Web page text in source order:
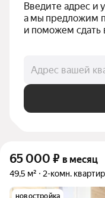
Введите адрес и
а мы предложим
и поможем сдать
Адрес вашей
65 000 ₽ в месяц
49,5 м² 2-комн.
новостройка